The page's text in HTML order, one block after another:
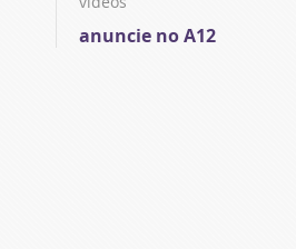
anuncie no A12